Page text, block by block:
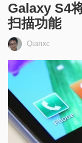
首
页
快
讯
Galaxy S4
扫描功能
Qianxc